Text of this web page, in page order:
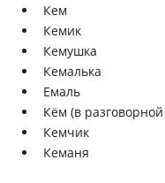
Кем
Кемик
Кемушка
Кемалька
Емаль
Кём (в
Кемчик
Кеманя